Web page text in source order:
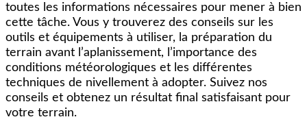
toutes les informations nécessaires pour mener à bien
cette tâche. Vous y trouverez des conseils sur les
outils et équipements à utiliser, la préparation du
terrain avant l’aplanissement, l’importance des
conditions météorologiques et les différentes
techniques de nivellement à adopter. Suivez nos
conseils et obtenez un résultat final satisfaisant pour
votre terrain.